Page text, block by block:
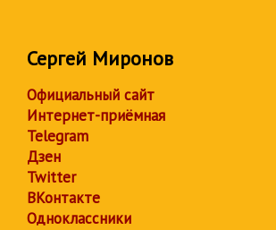
Сергей Миронов
Официальный сайт
Интернет-приёмная
Telegram
Дзен
Twitter
ВКонтакте
Одноклассники